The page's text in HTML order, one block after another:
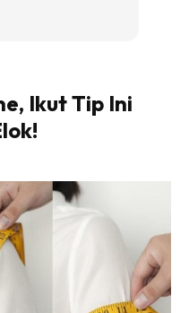
Ikut Tip Ini